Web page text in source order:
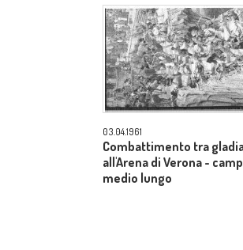
03.04.1961
Combattimento tra
all'Arena di Verona -
medio lungo